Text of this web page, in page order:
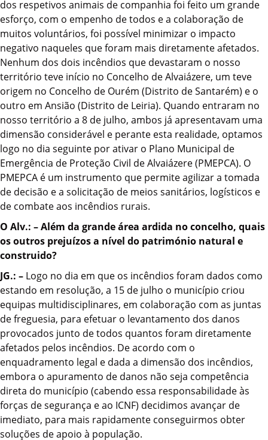
dos respetivos animais de companhia foi feito um grande
esforço, com o empenho de todos e a colaboração de
muitos voluntários, foi possível minimizar o impacto
negativo naqueles que foram mais diretamente afetados.
Nenhum dos dois incêndios que devastaram o nosso
território teve início no Concelho de Alvaiázere, um teve
origem no Concelho de Ourém (Distrito de Santarém) e o
outro em Ansião (Distrito de Leiria). Quando entraram no
nosso território a 8 de julho, ambos já apresentavam uma
dimensão considerável e perante esta realidade, optamos
logo no dia seguinte por ativar o Plano Municipal de
Emergência de Proteção Civil de Alvaiázere (PMEPCA). O
PMEPCA é um instrumento que permite agilizar a tomada
de decisão e a solicitação de meios sanitários, logísticos e
de combate aos incêndios rurais.
O Alv.: – Além da grande área ardida no concelho, quais
os outros prejuízos a nível do património natural e
construido?
JG.: – Logo no dia em que os incêndios foram dados como
estando em resolução, a 15 de julho o município criou
equipas multidisciplinares, em colaboração com as juntas
de freguesia, para efetuar o levantamento dos danos
provocados junto de todos quantos foram diretamente
afetados pelos incêndios. De acordo com o
enquadramento legal e dada a dimensão dos incêndios,
embora o apuramento de danos não seja competência
direta do município (cabendo essa responsabilidade às
forças de segurança e ao ICNF) decidimos avançar de
imediato, para mais rapidamente conseguirmos obter
soluções de apoio à população.